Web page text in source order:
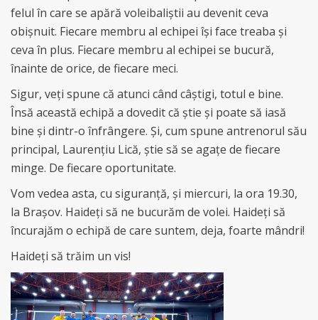
felul în care se apără voleibaliștii au devenit ceva
obișnuit. Fiecare membru al echipei își face treaba și
ceva în plus. Fiecare membru al echipei se bucură,
înainte de orice, de fiecare meci.
Sigur, veți spune că atunci când câștigi, totul e bine.
Însă această echipă a dovedit că știe și poate să iasă
bine și dintr-o înfrângere. Și, cum spune antrenorul său
principal, Laurențiu Lică, știe să se agațe de fiecare
minge. De fiecare oportunitate.
Vom vedea asta, cu siguranță, și miercuri, la ora 19.30,
la Brașov. Haideți să ne bucurăm de volei. Haideți să
încurajăm o echipă de care suntem, deja, foarte mândri!
Haideți să trăim un vis!